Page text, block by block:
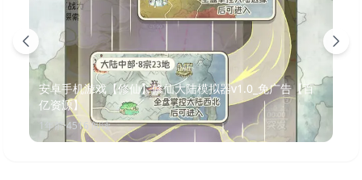
安卓手机游戏【修仙】修仙大陆模拟器v1.0_免广告【百
亿资源】
1年前·4516 阅读